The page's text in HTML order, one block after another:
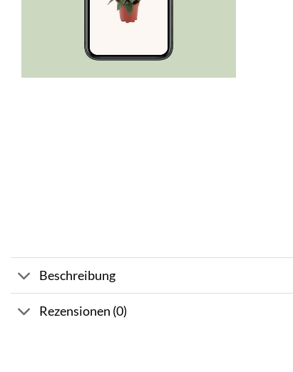
Beschreibung
Rezensionen (0)